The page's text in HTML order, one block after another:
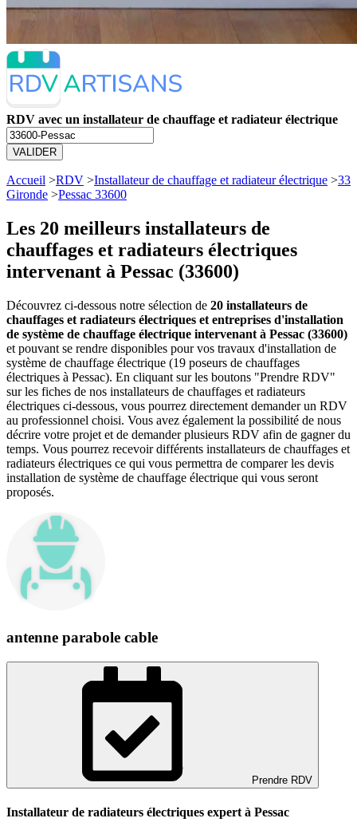
RDV avec un installateur de chauffage et radiateur électrique
VALIDER
Accueil >RDV >Installateur de chauffage et radiateur électrique >33
Gironde >Pessac 33600
Les 20 meilleurs installateurs de
chauffages et radiateurs électriques
intervenant à Pessac (33600)
Découvrez ci-dessous notre sélection de 20 installateurs de
chauffages et radiateurs électriques et entreprises d'installation
de système de chauffage électrique intervenant à Pessac (33600)
et pouvant se rendre disponibles pour vos travaux d'installation de
système de chauffage électrique (19 poseurs de chauffages
électriques à Pessac). En cliquant sur les boutons "Prendre RDV"
sur les fiches de nos installateurs de chauffages et radiateurs
électriques ci-dessous, vous pourrez directement demander un RDV
au professionnel choisi. Vous avez également la possibilité de nous
décrire votre projet et de demander plusieurs RDV afin de gagner du
temps. Vous pourrez recevoir différents installateurs de chauffages et
radiateurs électriques ce qui vous permettra de comparer les devis
installation de système de chauffage électrique qui vous seront
proposés.
antenne parabole cable
Prendre RDV
Installateur de radiateurs électriques expert à Pessac